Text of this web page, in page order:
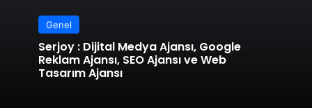
Genel
Serjoy : Dijital Medya Ajansı, Google
Reklam Ajansı, SEO Ajansı ve Web
Tasarım Ajansı